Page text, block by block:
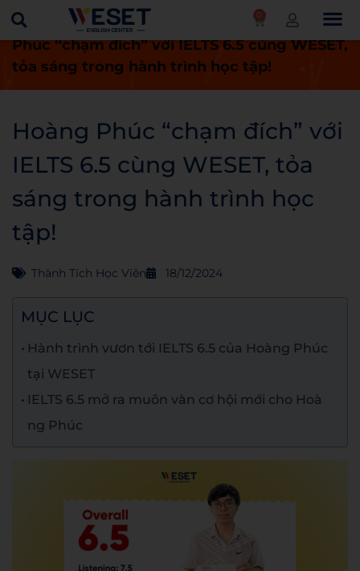
0
Trang chủ Thành tích học viên
Hoàng
Phúc “chạm đích” với IELTS 6.5 cùng WESET,
tỏa sáng trong hành trình học tập!
Hoàng Phúc “chạm đích” với
IELTS 6.5 cùng WESET, tỏa
sáng trong hành trình học
tập!
Thành Tích Học Viên 18/12/2024
MỤC LỤC
Hành trình vươn tới IELTS 6.5 của Hoàng Phúc
tại WESET
IELTS 6.5 mở ra muôn vàn cơ hội mới cho Hoà
ng Phúc